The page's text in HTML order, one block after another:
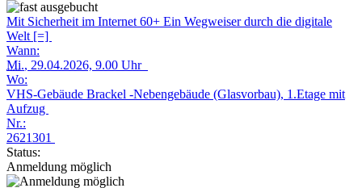
Mit Sicherheit im Internet 60+ Ein Wegweiser durch die digitale
Welt [=]
Wann:
Mi., 29.04.2026, 9.00 Uhr
Wo:
VHS-Gebäude Brackel -Nebengebäude (Glasvorbau), 1.Etage mit
Aufzug
Nr.:
2621301
Status:
Anmeldung möglich